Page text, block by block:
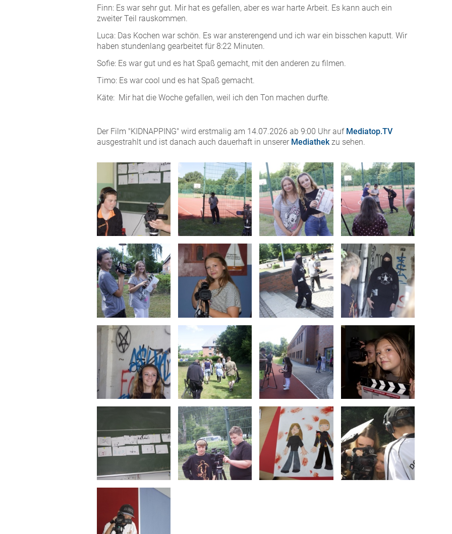
Finn: Es war sehr gut. Mir hat es gefallen, aber es war harte Arbeit. Es kann auch ein
zweiter Teil rauskommen.
Luca: Das Kochen war schön. Es war ansterengend und ich war ein bisschen kaputt. Wir
haben stundenlang gearbeitet für 8:22 Minuten.
Sofie: Es war gut und es hat Spaß gemacht, mit den anderen zu filmen.
Timo: Es war cool und es hat Spaß gemacht.
Käte: Mir hat die Woche gefallen, weil ich den Ton machen durfte.
Der Film "KIDNAPPING" wird erstmalig am 14.07.2026 ab 9:00 Uhr auf Mediatop.TV
ausgestrahlt und ist danach auch dauerhaft in unserer Mediathekzu sehen.